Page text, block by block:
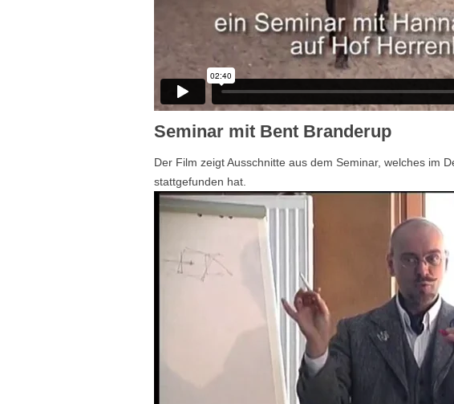
Seminar mit Bent Branderup
Der Film zeigt Ausschnitte aus dem Seminar, welches im
stattgefunden hat.